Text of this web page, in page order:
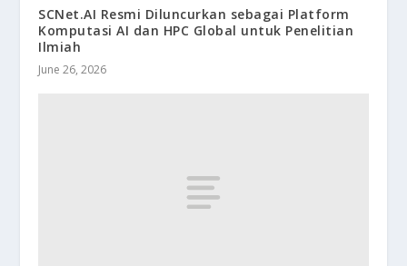
SCNet.AI Resmi Diluncurkan sebagai Platform
Komputasi AI dan HPC Global untuk Penelitian
Ilmiah
June 26, 2026